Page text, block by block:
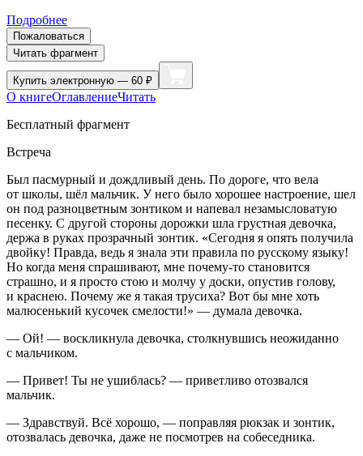
Подробнее
Пожаловаться
Читать фрагмент
Купить электронную — 60 ₽
О книгеОглавлениеЧитать
Бесплатный фрагмент
Встреча
Был пасмурный и дождливый день. По дороге, что вела
от школы, шёл мальчик. У него было хорошее настроение, шел
он под разноцветным зонтиком и напевал незамысловатую
песенку. С другой стороны дорожки шла грустная девочка,
держа в руках прозрачный зонтик. «Сегодня я опять получила
двойку! Правда, ведь я знала эти правила по русскому языку!
Но когда меня спрашивают, мне почему-то становится
страшно, и я просто стою и молчу у доски, опустив голову,
и краснею. Почему же я такая трусиха? Вот бы мне хоть
малюсенький кусочек смелости!» — думала девочка.
— Ой! — воскликнула девочка, столкнувшись неожиданно
с мальчиком.
— Привет! Ты не ушиблась? — приветливо отозвался
мальчик.
— Здравствуй. Всё хорошо, — поправляя рюкзак и зонтик,
отозвалась девочка, даже не посмотрев на собеседника.